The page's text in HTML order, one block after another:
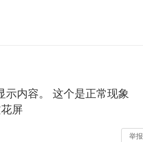
示内容。 这个是正常现象
屏
举报